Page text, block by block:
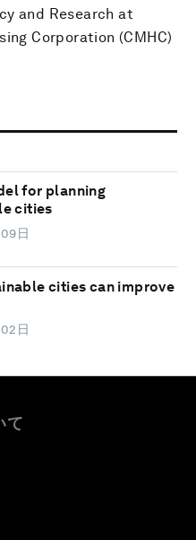
and Research at
Corporation (CMHC)
for planning
cities
日
cities can improve
日
て